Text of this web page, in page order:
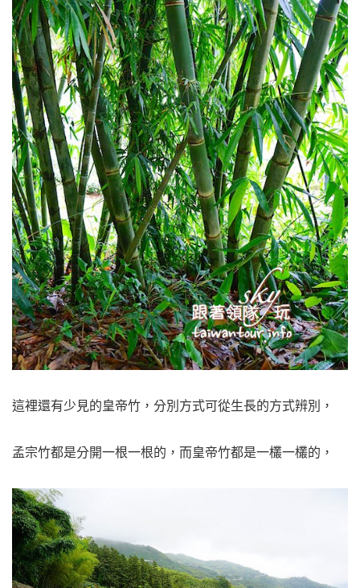
這裡還有少見的皇帝竹，分別方式可從生長的方式辨別，
孟宗竹都是分開一根一根的，而皇帝竹都是一欉一欉的，